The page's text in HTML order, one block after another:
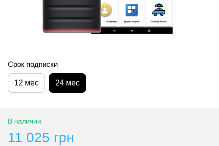
Срок подписки
12 мес 24 мес
В наличии
11 025 грн